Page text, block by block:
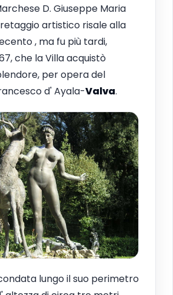
D. Giuseppe Maria
artistico risale alla
, ma fu più tardi,
che la Villa acquistò
per opera del
d' Ayala-Valva.
lungo il suo perimetro